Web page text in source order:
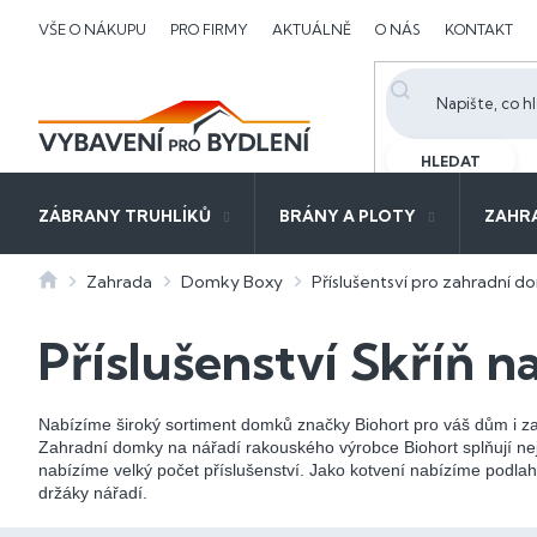
VŠE O NÁKUPU PRO FIRMY AKTUÁLNĚ O NÁS KONTAKT
HLEDAT
ZÁBRANY TRUHLÍKŮ BRÁNY A PLOTY
DomůZahrada Domky Boxy Příslušentsví pro zahradní
Příslušenství Skříň
Nabízíme široký sortiment domků značky Biohort pro váš dům i
Zahradní domky na nářadí rakouského výrobce Biohort splňují
nabízíme velký počet příslušenství. Jako kotvení nabízíme
držáky nářadí.